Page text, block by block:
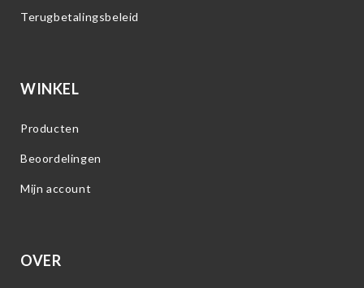
Terugbetalingsbeleid
WINKEL
Producten
Beoordelingen
Mijn account
OVER